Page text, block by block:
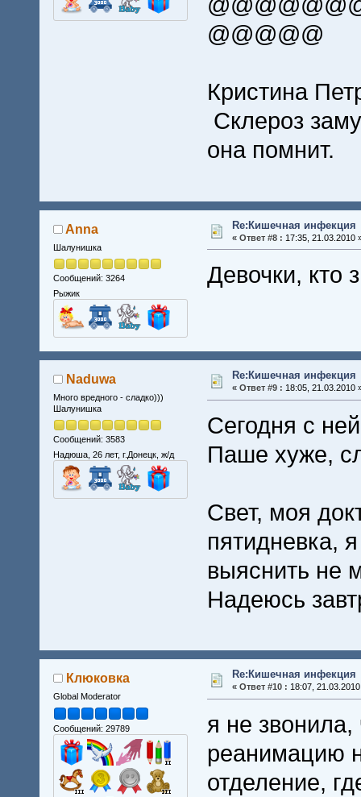
@@@@@
Кристина
Склероз
она помнит.
Anna
Шалунишка
Сообщений: 3264
Рыжик
Re:Кишечная инфекция
« Ответ #8 : 17:35, 21.03.2010
Девочки, кто
Naduwa
Много вредного - сладко)))
Шалунишка
Сообщений: 3583
Надюша, 26 лет, г.Донецк, ж/д
Re:Кишечная инфекция
« Ответ #9 : 18:05, 21.03.2010
Сегодня с
Паше хуже,
Свет, моя
пятидневка,
выяснить не
Надеюсь
Клюковка
Global Moderator
Сообщений: 29789
Re:Кишечная инфекция
« Ответ #10 : 18:07,
я не звонила,
реанимацию
отделение,